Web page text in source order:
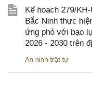
Kế hoạch 279/
Bắc Ninh thực
ứng phó với bạo
2026 - 2030 trên
An ninh trật tự